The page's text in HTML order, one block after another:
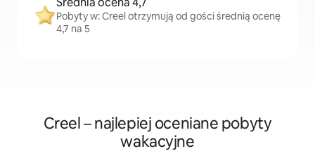
Pobyty w: Creel otrzymują od gości średnią ocenę
4,7 na 5
Creel – najlepiej oceniane pobyty
wakacyjne